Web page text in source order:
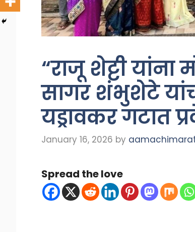
“राजू शेट्टी यांना
सागर शंभुशेटे
यड्रावकर गटात
January 16, 2026 by
Spread the love